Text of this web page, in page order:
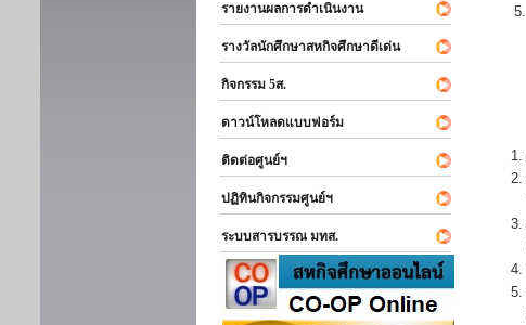
รายงานผลการดำเนินงาน
รางวัลนักศึกษาสหกิจศึกษาดีเด่น
กิจกรรม 5ส.
ดาวน์โหลดแบบฟอร์ม
ติดต่อศูนย์ฯ
ปฏิทินกิจกรรมศูนย์ฯ
ระบบสารบรรณ มทส.